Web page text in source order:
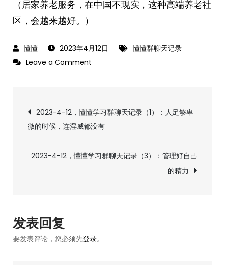
（居家养老服务，在中国不现实，这种高端养老社
区，会越来越好。）
2023年4月12日
懂懂群聊天记录
Leave a Comment
懂
懂
习
（2）：
文
章
导
2023-4-12，懂懂学习群聊天记录（1）：人足够卑
微的时候，连淫威都没有
2023-4-12，懂懂学习群聊天记录（3）：管理好自己
的精力
发表回复
要发表评论，您必须先登录。